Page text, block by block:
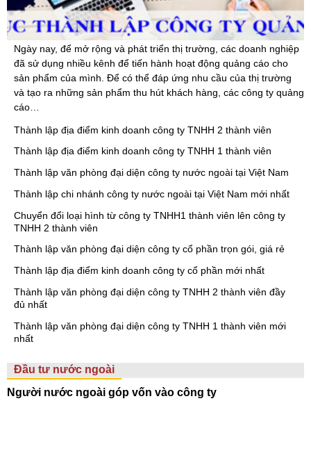
Ngày nay, để mở rộng và phát triển thị trường, các doanh nghiệp
đã sử dụng nhiều kênh để tiến hành hoạt động quảng cáo cho
sản phẩm của mình. Để có thể đáp ứng nhu cầu của thị trường
và tạo ra những sản phẩm thu hút khách hàng, các công ty quảng
cáo…
Thành lập địa điểm kinh doanh công ty TNHH 2 thành viên
Thành lập địa điểm kinh doanh công ty TNHH 1 thành viên
Thành lập văn phòng đại diện công ty nước ngoài tại Việt Nam
Thành lập chi nhánh công ty nước ngoài tại Việt Nam mới nhất
Chuyển đổi loại hình từ công ty TNHH1 thành viên lên công ty
TNHH 2 thành viên
Thành lập văn phòng đại diện công ty cổ phần trọn gói, giá rẻ
Thành lập địa điểm kinh doanh công ty cổ phần mới nhất
Thành lập văn phòng đại diện công ty TNHH 2 thành viên đầy
đủ nhất
Thành lập văn phòng đại diện công ty TNHH 1 thành viên mới
nhất
Đầu tư nước ngoài
Người nước ngoài góp vốn vào công ty